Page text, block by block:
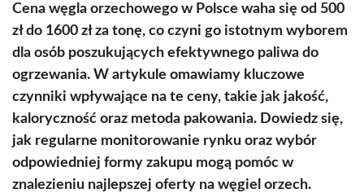
Cena węgla orzechowego w Polsce waha się od 500
zł do 1600 zł za tonę, co czyni go istotnym wyborem
dla osób poszukujących efektywnego paliwa do
ogrzewania. W artykule omawiamy kluczowe
czynniki wpływające na te ceny, takie jak jakość,
kaloryczność oraz metoda pakowania. Dowiedz się,
jak regularne monitorowanie rynku oraz wybór
odpowiedniej formy zakupu mogą pomóc w
znalezieniu najlepszej oferty na węgiel orzech.